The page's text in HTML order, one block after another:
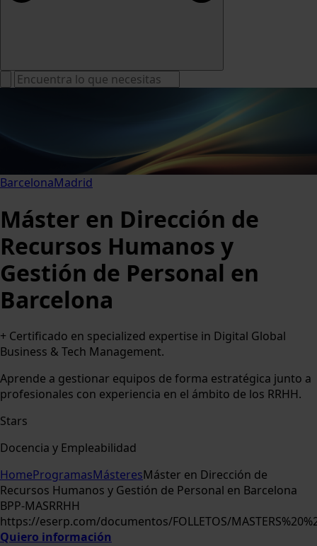
BarcelonaMadrid
Máster en Dirección de
Recursos Humanos y
Gestión de Personal en
Barcelona
+ Certificado en specialized expertise in Digital Global
Business & Tech Management.
Aprende a gestionar equipos de forma estratégica junto a
profesionales con experiencia en el ámbito de los RRHH.
Stars
Docencia y Empleabilidad
HomeProgramasMásteresMáster en Dirección de
Recursos Humanos y Gestión de Personal en Barcelona
BPP-MASRRHH
https://eserp.com/documentos/FOLLETOS/
Quiero información